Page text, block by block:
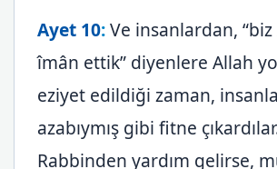
Ayet 10:Ve insanlardan, “biz
îmân ettik” diyenlere Allah
eziyet edildiği zaman,
azabıymış gibi fitne
Rabbinden yardım gelirse,